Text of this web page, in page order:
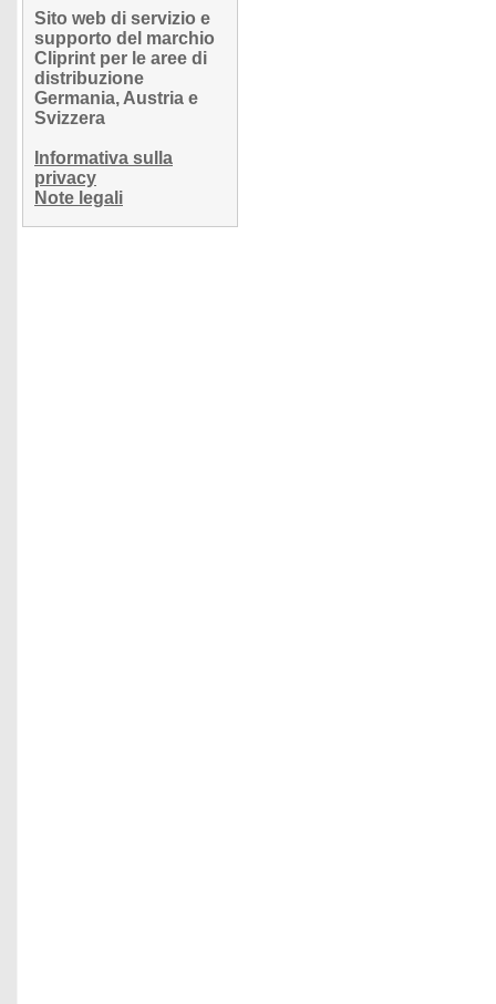
Sito web di servizio e
supporto del marchio
Cliprint per le aree di
distribuzione
Germania, Austria e
Svizzera
Informativa sulla
privacy
Note legali